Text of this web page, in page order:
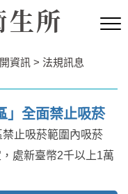
所
資訊 > 法規訊息
」全面禁止吸菸
止吸菸範圍內吸菸
處新臺幣2千以上1萬